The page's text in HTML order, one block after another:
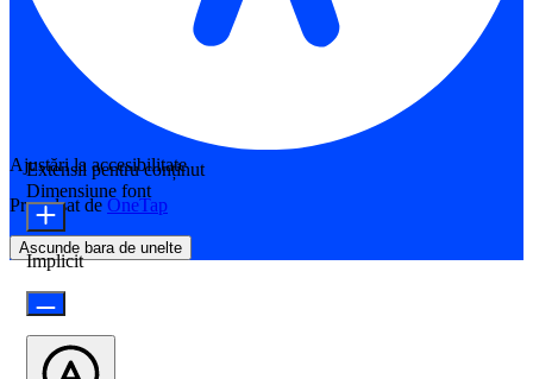
Ajustări la accesibilitate
Propulsat de OneTap
Ascunde bara de unelte
Extensii pentru conținut
Dimensiune font
Implicit